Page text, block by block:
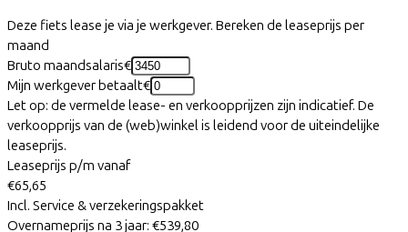
Deze fiets lease je via je werkgever. Bereken de leaseprijs per
maand
Bruto maandsalaris€
Mijn werkgever betaalt€
Let op: de vermelde lease- en verkoopprijzen zijn indicatief. De
verkoopprijs van de (web)winkel is leidend voor de uiteindelijke
leaseprijs.
Leaseprijs p/m vanaf
€65,65
Incl. Service & verzekeringspakket
Overnameprijs na 3 jaar: €539,80